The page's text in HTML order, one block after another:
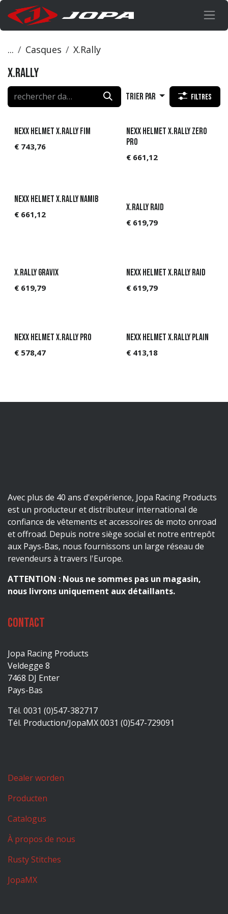
Se rendre au contenu
... Casques X.Rally
X.Rally
Trier par Filtres
NEXX Helmet X.Rally FIM
€ 743,76
NEXX Helmet X.Rally ZERO
PRO
€ 661,12
NEXX Helmet X.Rally Namib
€ 661,12
X.Rally Raid
€ 619,79
X.Rally Gravix
€ 619,79
NEXX Helmet X.Rally Raid
€ 619,79
NEXX Helmet X.Rally PRO
€ 578,47
NEXX Helmet X.Rally Plain
€ 413,18
Avec plus de 40 ans d'expérience, Jopa Racing Products
est un producteur et distributeur international de
confiance de vêtements et accessoires de moto onroad
et offroad. Depuis notre siège social et notre entrepôt
aux Pays-Bas, nous fournissons un large réseau de
revendeurs à travers l'Europe.
ATTENTION : Nous ne sommes pas un magasin,
nous livrons uniquement aux détaillants.
Contact
Jopa Racing Products
Veldegge 8
7468 DJ Enter
Pays-Bas
Tél. 0031 (0)547-382717
Tél. Production/JopaMX 0031 (0)547-729091
Dealer worden
Producten
Catalogus
À propos de nous
Rusty Stitches
JopaMX